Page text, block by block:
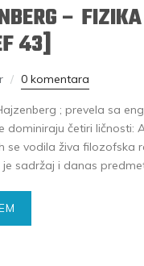
–
43]
0 komentara
; prevela sa
četiri ličnosti:
se vodila živa filozofska
sadržaj i danas